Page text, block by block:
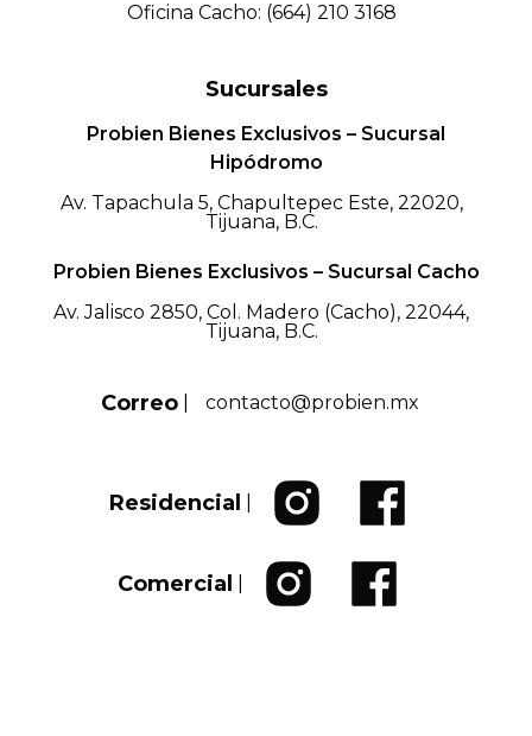
Oficina Cacho: (664) 210 3168
Sucursales
Probien Bienes Exclusivos – Sucursal
Hipódromo
Av. Tapachula 5, Chapultepec Este, 22020,
Tijuana, B.C.
Probien Bienes Exclusivos – Sucursal Cacho
Av. Jalisco 2850, Col. Madero (Cacho), 22044,
Tijuana, B.C.
Correo contacto@probien.mx
Residencial
Comercial